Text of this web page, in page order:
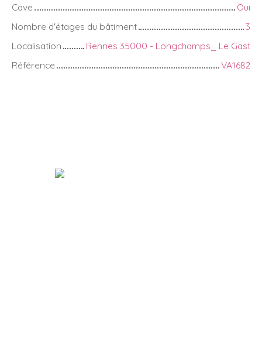
Cave
Oui
Nombre d'étages du bâtiment
3
Localisation
Rennes 35000 - Longchamps_ Le Gast
Référence
VA1682